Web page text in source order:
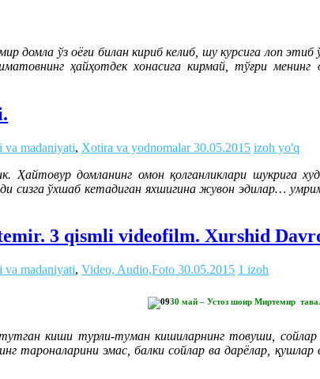
домла ўз оёғи билан кириб келиб, шу курсига лоп
ҳайҳотдек хонасига кирмай, тўғри
va madaniyati, Xotira va yodnomalar 30.05.2015 izoh yo'q
Ҳайтовур домланинг омон қолганликлари
сизга ўхшаб кетадиган яхшигина жувон эдилар…
3 qismli videofilm. Xurshid
va madaniyati, Video, Audio,Foto 30.05.2015 1 izoh
30 май – Устоз шоир Миртемир
киши турли-туман кишиларнинг товуши, сойлар
тароналарини эмас, балки сойлар ва дарёлар,